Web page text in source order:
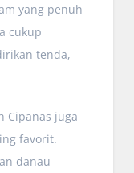
yang penuh
cukup
tenda,
Cipanas juga
favorit.
danau